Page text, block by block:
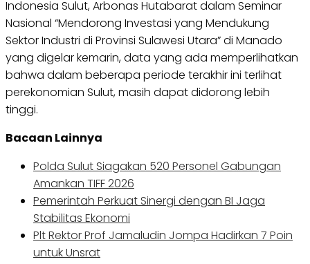
Indonesia Sulut, Arbonas Hutabarat dalam Seminar
Nasional “Mendorong Investasi yang Mendukung
Sektor Industri di Provinsi Sulawesi Utara” di Manado
yang digelar kemarin, data yang ada memperlihatkan
bahwa dalam beberapa periode terakhir ini terlihat
perekonomian Sulut, masih dapat didorong lebih
tinggi.
Bacaan Lainnya
Polda Sulut Siagakan 520 Personel Gabungan
Amankan TIFF 2026
Pemerintah Perkuat Sinergi dengan BI Jaga
Stabilitas Ekonomi
Plt Rektor Prof Jamaludin Jompa Hadirkan 7 Poin
untuk Unsrat